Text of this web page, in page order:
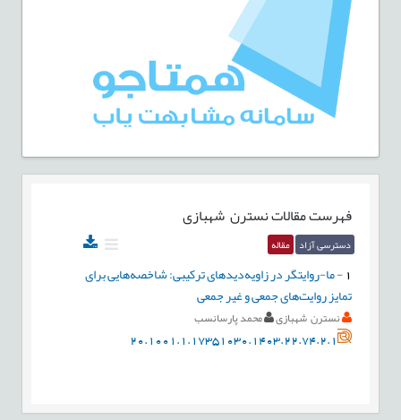
فهرست مقالاتنسترن شهبازی
دسترسی آزاد مقاله
-ما-روایتگر در زاویه‌دیدهای ترکیبی: شاخصه‌هایی برای
تمایز روایت‌های جمعی و غیر جمعی
نسترن شهبازی محمد پارسانسب
20.1001.1.17351030.1403.22.74.2.1